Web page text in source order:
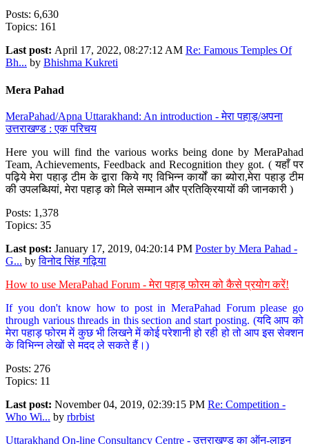
Posts: 6,630
Topics: 161
Last post: April 17, 2022, 08:27:12 AM Re: Famous Temples Of
Bh... by Bhishma Kukreti
Mera Pahad
MeraPahad/Apna Uttarakhand: An introduction - मेरा पहाड़/अपना
उत्तराखण्ड : एक परिचय
Here you will find the various works being done by MeraPahad
Team, Achievements, Feedback and Recognition they got. ( यहाँ पर
पढ़िये मेरा पहाड़ टीम के द्वारा किये गए विभिन्न कार्यों का ब्योरा,मेरा पहाड़ टीम
की उपलब्धियां, मेरा पहाड़ को मिले सम्मान और प्रतिक्रियायों की जानकारी )
Posts: 1,378
Topics: 35
Last post: January 17, 2019, 04:20:14 PM Poster by Mera Pahad -
G... byविनोद सिंह गढ़िया
How to use MeraPahad Forum - मेरा पहाड़ फोरम को कैसे प्रयोग करें!
If you don't know how to post in MeraPahad Forum please go
through various threads in this section and start posting. (यदि आप को
मेरा पहाड़ फोरम में कुछ भी लिखने में कोई परेशानी हो रही हो तो आप इस सेक्शन
के विभिन्न लेखों से मदद ले सकते हैं।)
Posts: 276
Topics: 11
Last post: November 04, 2019, 02:39:15 PM Re: Competition -
Who Wi... by rbrbist
Uttarakhand On-line Consultancy Centre - उत्तराखण्ड का ऑन-लाइन